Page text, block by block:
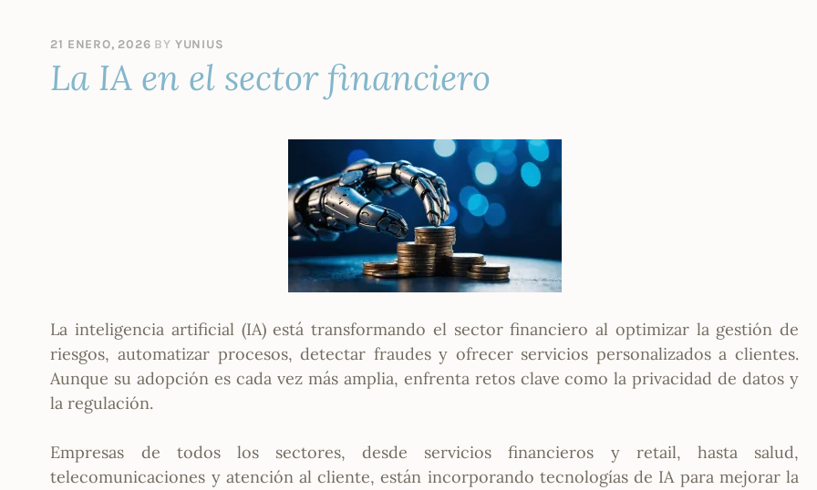
21 ENERO, 2026 BY YUNIUS
La IA en el sector financiero
La inteligencia artificial (IA) está transformando el sector financiero al optimizar la gestión de
riesgos, automatizar procesos, detectar fraudes y ofrecer servicios personalizados a clientes.
Aunque su adopción es cada vez más amplia, enfrenta retos clave como la privacidad de datos y
la regulación.
Empresas de todos los sectores, desde servicios financieros y retail, hasta salud,
telecomunicaciones y atención al cliente, están incorporando tecnologías de IA para mejorar la